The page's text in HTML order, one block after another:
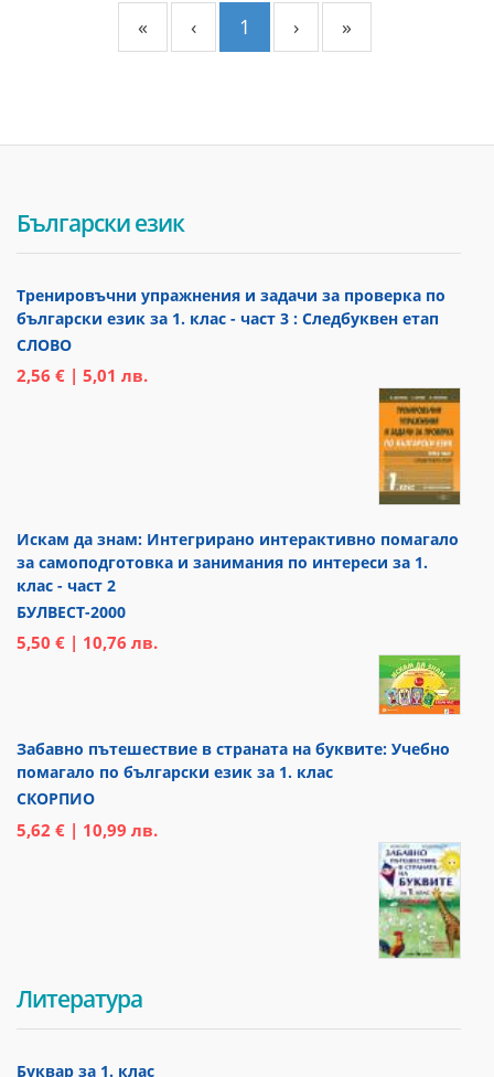
« ‹ 1 › »
Български език
Тренировъчни упражнения и задачи за проверка по
български език за 1. клас - част 3 : Следбуквен етап
СЛОВО
2,56 € | 5,01 лв.
Искам да знам: Интегрирано интерактивно помагало
за самоподготовка и занимания по интереси за 1.
клас - част 2
БУЛВЕСТ-2000
5,50 € | 10,76 лв.
Забавно пътешествие в страната на буквите: Учебно
помагало по български език за 1. клас
СКОРПИО
5,62 € | 10,99 лв.
Литература
Буквар за 1. клас